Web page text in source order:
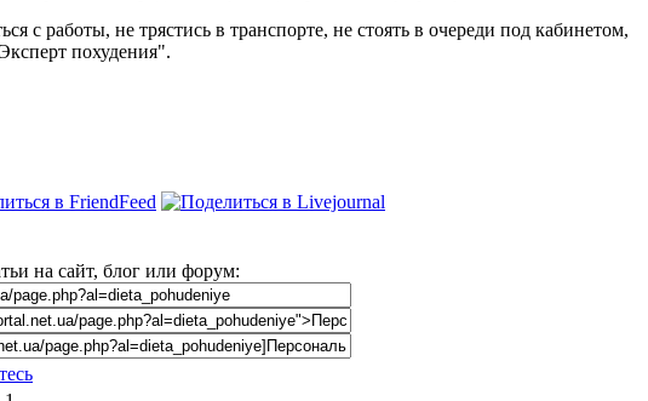
с работы, не трястись в транспорте, не стоять в очереди под кабинетом,
похудения".
на сайт, блог или форум: